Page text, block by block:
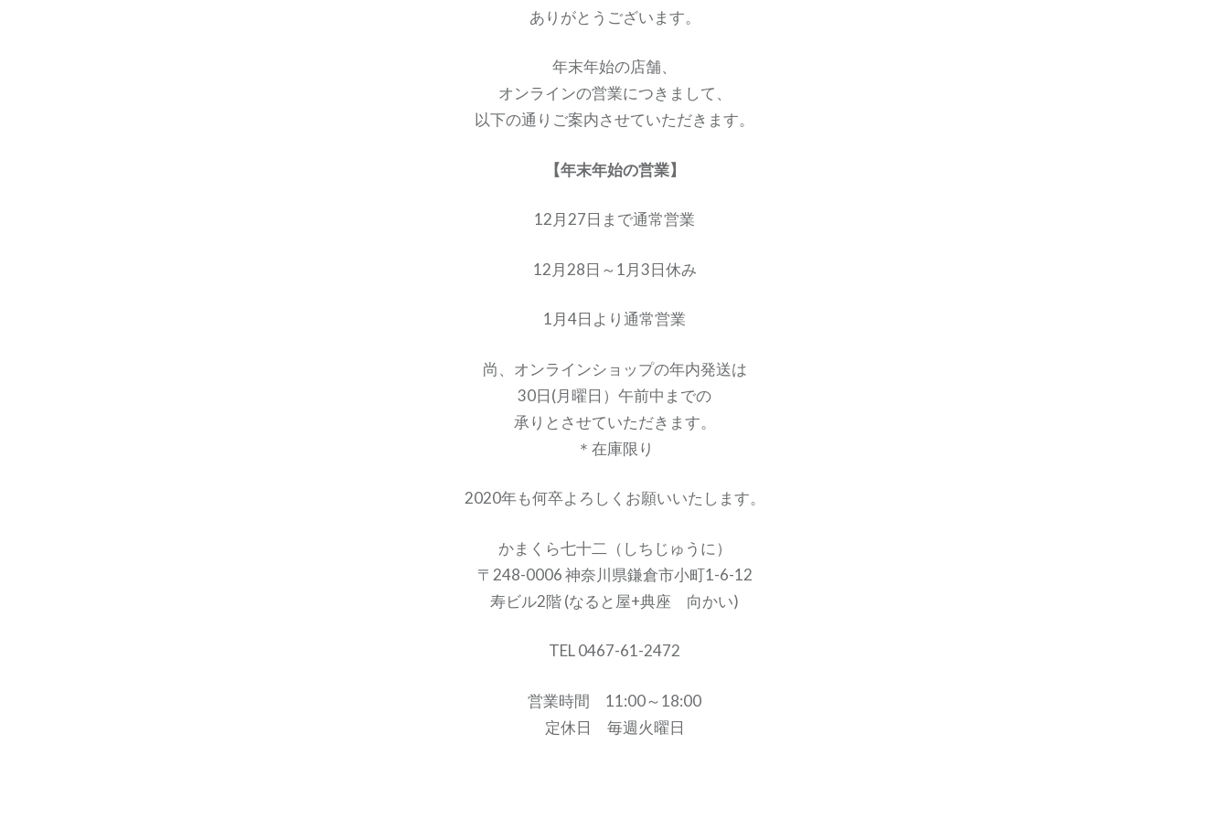
ありがとうございます。
年末年始の店舗、
オンラインの営業につきまして、
以下の通りご案内させていただきます。
【年末年始の営業】
12月27日まで通常営業
12月28日～1月3日休み
1月4日より通常営業
尚、オンラインショップの年内発送は
30日(月曜日）午前中までの
承りとさせていただきます。
＊在庫限り
2020年も何卒よろしくお願いいたします。
かまくら七十二（しちじゅうに）
〒 248-0006神奈川県鎌倉市小町1-6-12
寿ビル2階 (なると屋+典座 向かい)
TEL 0467-61-2472
営業時間 11:00～18:00
定休日 毎週火曜日